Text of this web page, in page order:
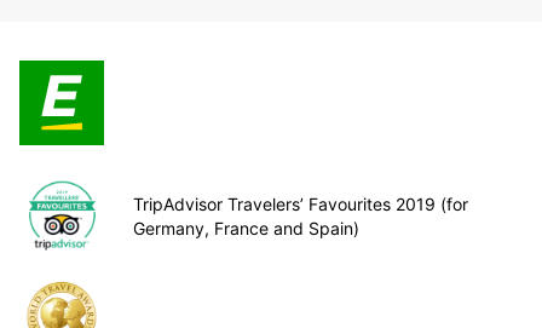
TripAdvisor Travelers’ Favourites 2019 (for
Germany, France and Spain)